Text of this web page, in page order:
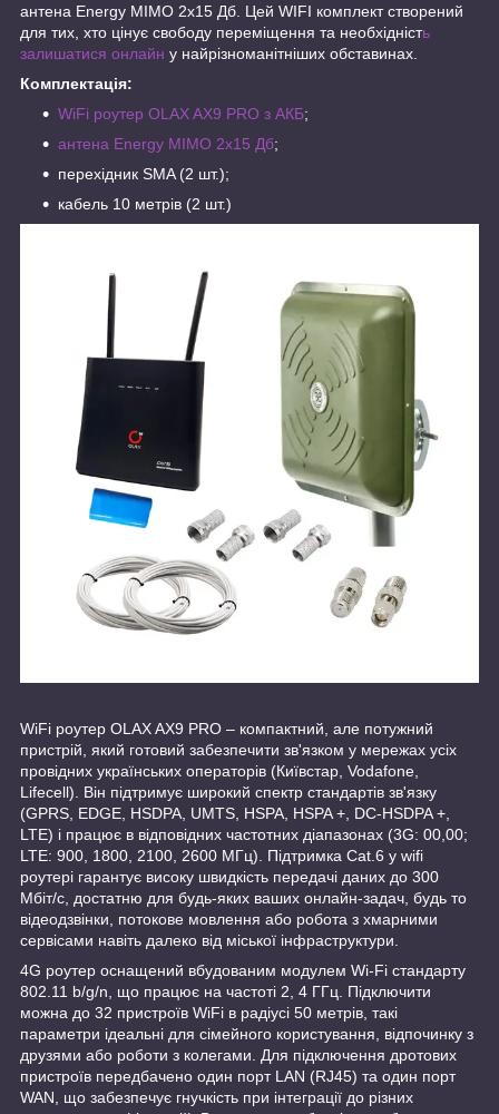
антена Energy MIMO 2x15 Дб. Цей WIFI комплект створений
для тих, хто цінує свободу переміщення та необхідність
залишатися онлайн у найрізноманітніших обставинах.
Комплектація:
WiFi роутер OLAX AX9 PRO з АКБ;
антена Energy MIMO 2x15 Дб;
перехідник SMA (2 шт.);
кабель 10 метрів (2 шт.)
WiFi роутер OLAX AX9 PRO – компактний, але потужний
пристрій, який готовий забезпечити зв'язком у мережах усіх
провідних українських операторів (Київстар, Vodafone,
Lifecell). Він підтримує широкий спектр стандартів зв'язку
(GPRS, EDGE, HSDPA, UMTS, HSPA, HSPA +, DC-HSDPA +,
LTE) і працює в відповідних частотних діапазонах (3G: 00,00;
LTE: 900, 1800, 2100, 2600 МГц). Підтримка Cat.6 у wifi
роутері гарантує високу швидкість передачі даних до 300
Мбіт/с, достатню для будь-яких ваших онлайн-задач, будь то
відеодзвінки, потокове мовлення або робота з хмарними
сервісами навіть далеко від міської інфраструктури.
4G роутер оснащений вбудованим модулем Wi-Fi стандарту
802.11 b/g/n, що працює на частоті 2, 4 ГГц. Підключити
можна до 32 пристроїв WiFi в радіусі 50 метрів, такі
параметри ідеальні для сімейного користування, відпочинку з
друзями або роботи з колегами. Для підключення дротових
пристроїв передбачено один порт LAN (RJ45) та один порт
WAN, що забезпечує гнучкість при інтеграції до різних